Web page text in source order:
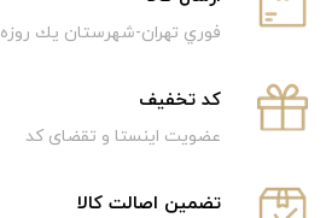
فوري تهران-شهرستان يك روزه
كد تخفيف
عضویت اینستا و تقضای کد
تضمین اصالت کالا